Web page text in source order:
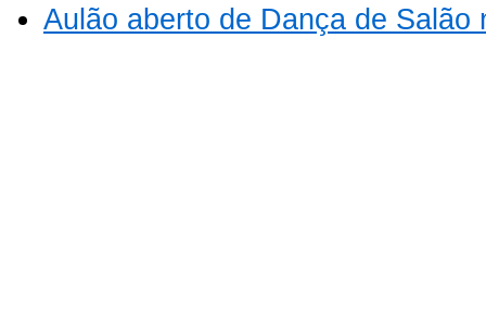
Aulão aberto de Dança de Salão